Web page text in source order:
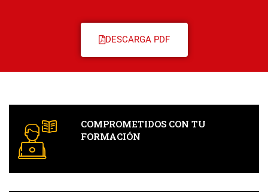
DESCARGA PDF
COMPROMETIDOS CON TU
FORMACIÓN